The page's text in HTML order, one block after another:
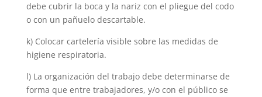
debe cubrir la boca y la nariz con el pliegue del codo
o con un pañuelo descartable.
k) Colocar cartelería visible sobre las medidas de
higiene respiratoria.
l) La organización del trabajo debe determinarse de
forma que entre trabajadores, y/o con el público se